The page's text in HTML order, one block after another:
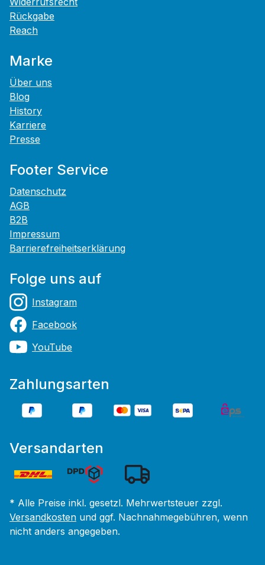
Rückgabe
Reach
Marke
Über uns
Blog
History
Karriere
Presse
Footer Service
Datenschutz
AGB
B2B
Impressum
Barrierefreiheitserklärung
Folge uns auf
Instagram
Facebook
YouTube
Zahlungsarten
Versandarten
* Alle Preise inkl. gesetzl. Mehrwertsteuer zzgl.
Versandkosten und ggf. Nachnahmegebühren, wenn
nicht anders angegeben.